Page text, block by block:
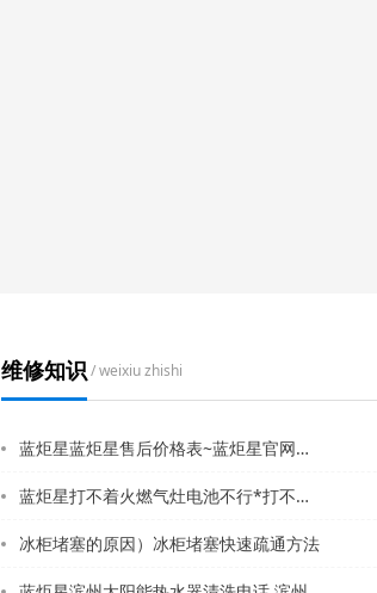
维修知识/ weixiu zhishi
蓝炬星蓝炬星售后价格表~蓝炬星官网新版
蓝炬星打不着火燃气灶电池不行*打不着火燃气灶家用
冰柜堵塞的原因）冰柜堵塞快速疏通方法